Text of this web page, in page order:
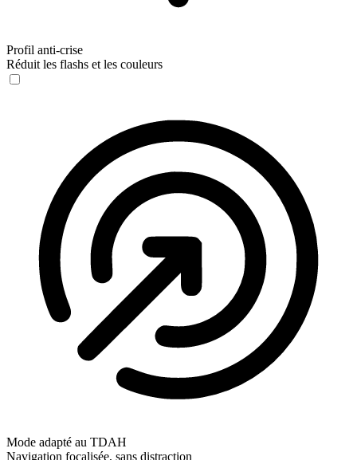
Profil anti-crise
Réduit les flashs et les couleurs
Mode adapté au TDAH
Navigation focalisée, sans distraction